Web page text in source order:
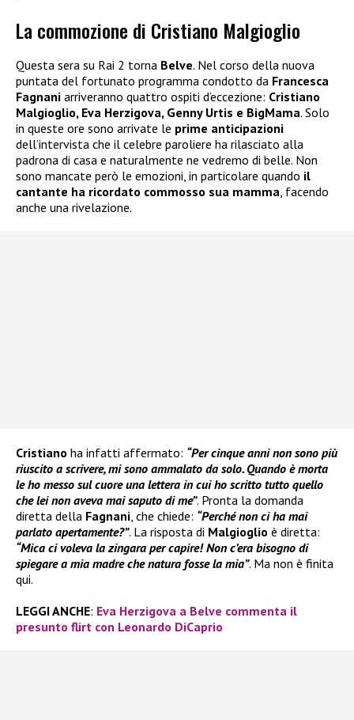
La commozione di Cristiano Malgioglio
Questa sera su Rai 2 torna Belve. Nel corso della nuova
puntata del fortunato programma condotto da Francesca
Fagnani arriveranno quattro ospiti d’eccezione: Cristiano
Malgioglio, Eva Herzigova, Genny Urtis e BigMama. Solo
in queste ore sono arrivate le prime anticipazioni
dell’intervista che il celebre paroliere ha rilasciato alla
padrona di casa e naturalmente ne vedremo di belle. Non
sono mancate però le emozioni, in particolare quando il
cantante ha ricordato commosso sua mamma, facendo
anche una rivelazione.
Cristiano ha infatti affermato: “Per cinque anni non sono più
riuscito a scrivere, mi sono ammalato da solo. Quando è morta
le ho messo sul cuore una lettera in cui ho scritto tutto quello
che lei non aveva mai saputo di me”. Pronta la domanda
diretta della Fagnani, che chiede: “Perché non ci ha mai
parlato apertamente?”. La risposta di Malgioglio è diretta:
“Mica ci voleva la zingara per capire! Non c’era bisogno di
spiegare a mia madre che natura fosse la mia”. Ma non è finita
qui.
LEGGI ANCHE: Eva Herzigova a Belve commenta il
presunto flirt con Leonardo DiCaprio